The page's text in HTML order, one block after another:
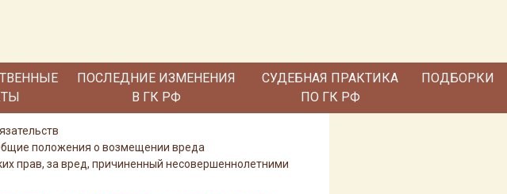
ПОСЛЕДНИЕ ИЗМЕНЕНИЯ
В ГК РФ
СУДЕБНАЯ ПРАКТИКА
ПО ГК РФ
ПОДБОРКИ
положения о возмещении вреда
прав, за вред, причиненный несовершеннолетними